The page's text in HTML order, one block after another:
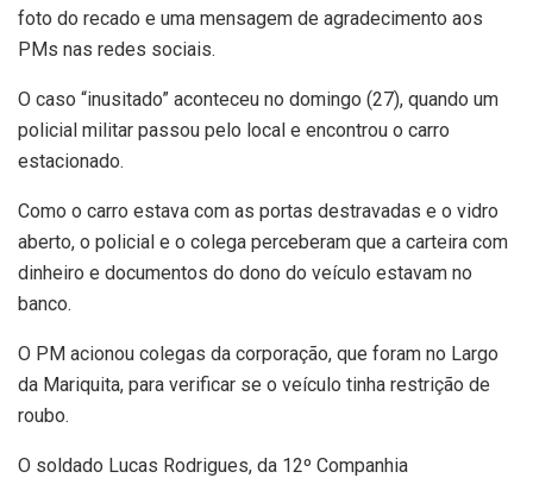
foto do recado e uma mensagem de agradecimento aos
PMs nas redes sociais.
O caso “inusitado” aconteceu no domingo (27), quando um
policial militar passou pelo local e encontrou o carro
estacionado.
Como o carro estava com as portas destravadas e o vidro
aberto, o policial e o colega perceberam que a carteira com
dinheiro e documentos do dono do veículo estavam no
banco.
O PM acionou colegas da corporação, que foram no Largo
da Mariquita, para verificar se o veículo tinha restrição de
roubo.
O soldado Lucas Rodrigues, da 12º Companhia